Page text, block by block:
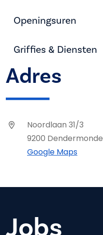
Openingsuren
Griffies & Diensten
Adres
Noordlaan 31/3
9200 Dendermonde
Google Maps
Jobs